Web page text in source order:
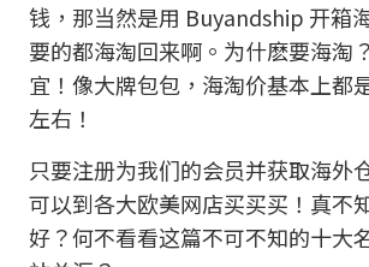
钱，那当然是用 Buyandship 开箱
要的都海淘回来啊。为什麽要海淘
宜！像大牌包包，海淘价基本上都
左右！
只要注册为我们的会员并获取海外
可以到各大欧美网店买买买！真不
好？何不看看这篇不可不知的十大